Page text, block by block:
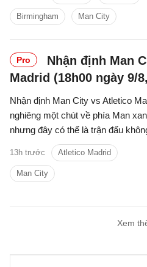
Birmingham Man City
Pro
Nhận định Man
Madrid (18h00 ngày 9/
Nhận định Man City vs Atletico
nghiêng một chút về phía Man
nhưng đây có thể là trận đấu
dàng với thầy trò Enzo Maresca.
13h trước Atletico Madrid
Man City
Xem